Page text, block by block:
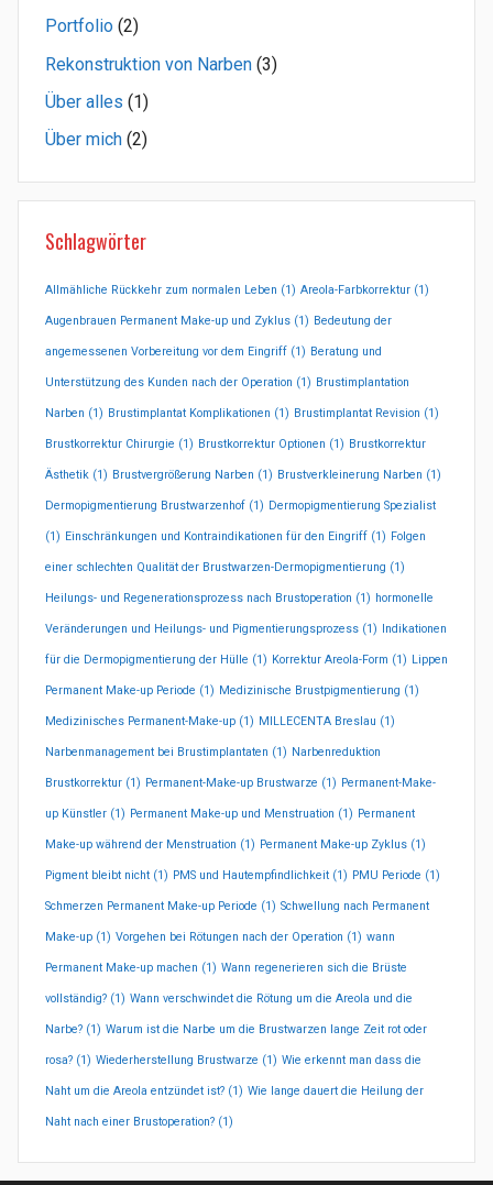
Portfolio (2)
Rekonstruktion von Narben (3)
Über alles (1)
Über mich (2)
Schlagwörter
Allmähliche Rückkehr zum normalen Leben (1) Areola-Farbkorrektur (1)
Augenbrauen Permanent Make-up und Zyklus (1) Bedeutung der
angemessenen Vorbereitung vor dem Eingriff (1) Beratung und
Unterstützung des Kunden nach der Operation (1) Brustimplantation
Narben (1) Brustimplantat Komplikationen (1) Brustimplantat Revision (1)
Brustkorrektur Chirurgie (1) Brustkorrektur Optionen (1) Brustkorrektur
Ästhetik (1) Brustvergrößerung Narben (1) Brustverkleinerung Narben (1)
Dermopigmentierung Brustwarzenhof (1) Dermopigmentierung Spezialist
(1) Einschränkungen und Kontraindikationen für den Eingriff (1) Folgen
einer schlechten Qualität der Brustwarzen-Dermopigmentierung (1)
Heilungs- und Regenerationsprozess nach Brustoperation (1) hormonelle
Veränderungen und Heilungs- und Pigmentierungsprozess (1) Indikationen
für die Dermopigmentierung der Hülle (1) Korrektur Areola-Form (1) Lippen
Permanent Make-up Periode (1) Medizinische Brustpigmentierung (1)
Medizinisches Permanent-Make-up (1) MILLECENTA Breslau (1)
Narbenmanagement bei Brustimplantaten (1) Narbenreduktion
Brustkorrektur (1) Permanent-Make-up Brustwarze (1) Permanent-Make-
up Künstler (1) Permanent Make-up und Menstruation (1) Permanent
Make-up während der Menstruation (1) Permanent Make-up Zyklus (1)
Pigment bleibt nicht (1) PMS und Hautempfindlichkeit (1) PMU Periode (1)
Schmerzen Permanent Make-up Periode (1) Schwellung nach Permanent
Make-up (1) Vorgehen bei Rötungen nach der Operation (1) wann
Permanent Make-up machen (1) Wann regenerieren sich die Brüste
vollständig? (1) Wann verschwindet die Rötung um die Areola und die
Narbe? (1) Warum ist die Narbe um die Brustwarzen lange Zeit rot oder
rosa? (1) Wiederherstellung Brustwarze (1) Wie erkennt man dass die
Naht um die Areola entzündet ist? (1) Wie lange dauert die Heilung der
Naht nach einer Brustoperation? (1)